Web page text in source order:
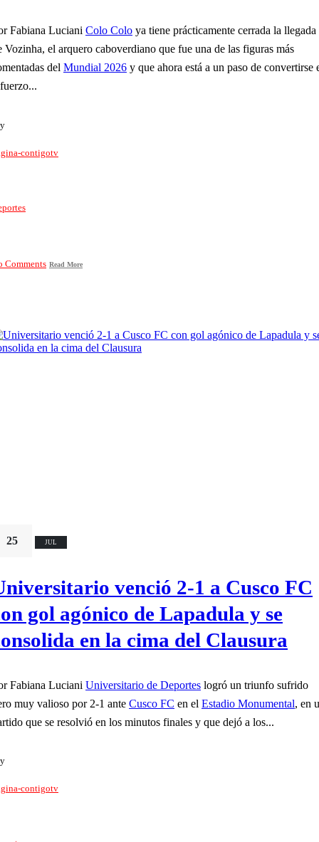
Fabiana Luciani Colo Colo ya tiene prácticamente cerrada la llegada
Vozinha, el arquero caboverdiano que fue una de las figuras más
del Mundial 2026 y que ahora está a un paso de convertirse
contigotv
Comments Read More
25 JUL
venció 2-1 a Cusco FC
gol agónico de Lapadula y se
en la cima del Clausura
Fabiana Luciani Universitario de Deportes logró un triunfo sufrido
muy valioso por 2-1 ante Cusco FC en el Estadio Monumental, en
que se resolvió en los minutos finales y que dejó a los...
contigotv